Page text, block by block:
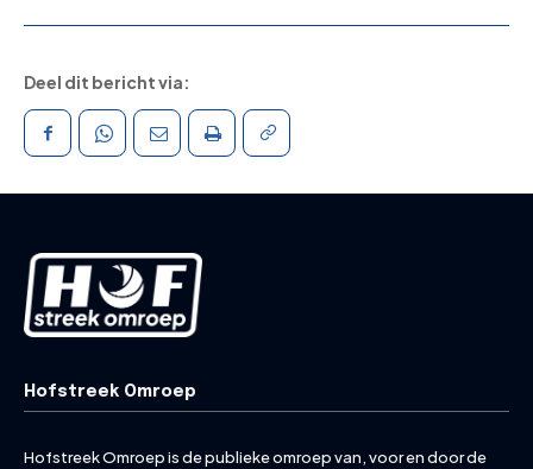
Deel dit bericht via:
Hofstreek Omroep
Hofstreek Omroep is de publieke omroep van, voor en door de